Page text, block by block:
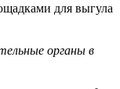
для выгула
органы в